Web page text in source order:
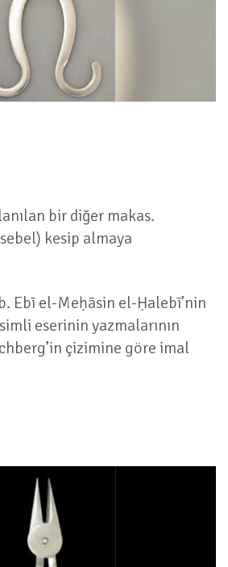
bir diğer makas.
kesip almaya
Ebī el-Meḥāsin el-Ḥalebī’nin
eserinin yazmalarının
çizimine göre imal